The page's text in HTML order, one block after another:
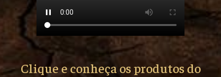
Clique e conheça os produtos do